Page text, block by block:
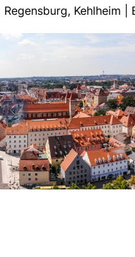
Regensburg, Kehlheim |